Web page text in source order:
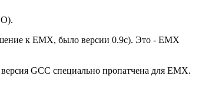
к EMX, было версии 0.9c). Это - EMX
GCC специально пропатчена для EMX.